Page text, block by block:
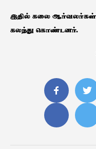
இதில் கலை
கலந்து கொண்டனர்.